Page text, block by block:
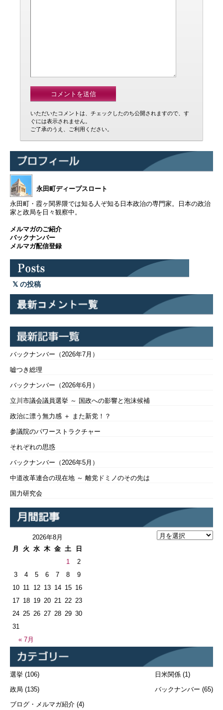
いただいたコメントは、チェックしたのち公開されますので、す
ぐには表示されません。
ご了承のうえ、ご利用ください。
永田町ディープスロート
永田町・霞ヶ関界隈では知る人ぞ知る日本政治の専門家。日本の政治
家と政局を日々観察中。
メルマガのご紹介
バックナンバー
メルマガ配信登録
の投稿
バックナンバー（2026年7月）
嘘つき総理
バックナンバー（2026年6月）
立川市議会議員選挙 ～ 国政への影響と泡沫候補
政治に漂う無力感 ＋ また新党！？
参議院のパワーストラクチャー
それぞれの思惑
バックナンバー（2026年5月）
中道改革連合の現在地 ～ 離党ドミノのその先は
国力研究会
2026年8月
月
火 水 木 金 土 日
« 7月
1
2
3
4 5 6 7 8
9
10 11 12 13 14 15 16
17 18 19 20 21 22 23
24 25 26 27 28 29 30
31
選挙 (106)
政局 (135)
ブログ・メルマガ紹介 (4)
日米関係 (1)
バックナンバー (65)